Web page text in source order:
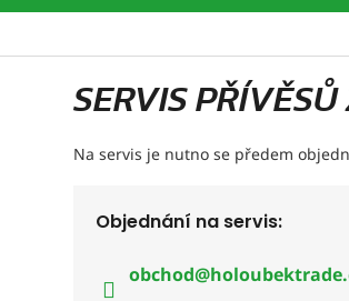
SERVIS
Na servis je nutno se předem
Objednání na servis: